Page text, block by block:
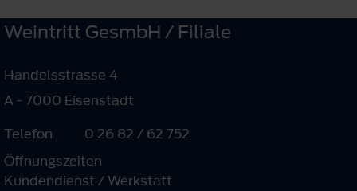
Weintritt GesmbH / Filiale
Handelsstrasse 4
A - 7000 Eisenstadt
Telefon
0 26 82 / 62 752
Öffnungszeiten
Kundendienst / Werkstatt